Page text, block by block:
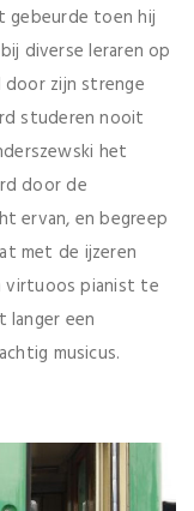
gebeurde toen hij
diverse leraren op
door zijn strenge
studeren nooit
het
door de
ervan, en begreep
met de ijzeren
virtuoos pianist te
een
musicus.